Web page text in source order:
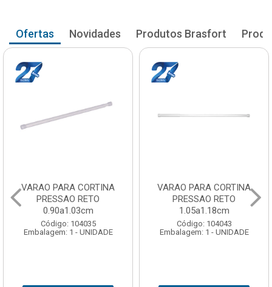
Ofertas Novidades Produtos Brasfort
VARAO PARA CORTINA
PRESSAO RETO
0.90a1.03cm
Código: 104035
Embalagem: 1 - UNIDADE
VARAO PARA CORTINA
PRESSAO RETO
1.05a1.18cm
Código: 104043
Embalagem: 1 - UNIDADE